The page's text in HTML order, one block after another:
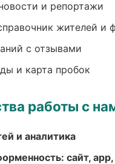
и репортажи
жителей и
с отзывами
и карта пробок
работы с
и аналитика
сайт,